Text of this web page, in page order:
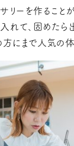
リーを作ること
れて、固めたら
にまで人気の体